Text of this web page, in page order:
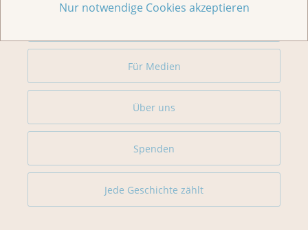
Nur notwendige Cookies akzeptieren
Für Medien
Über uns
Spenden
Jede Geschichte zählt